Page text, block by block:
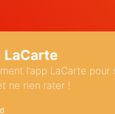
l'app LaCarte pour
ne rien rater !